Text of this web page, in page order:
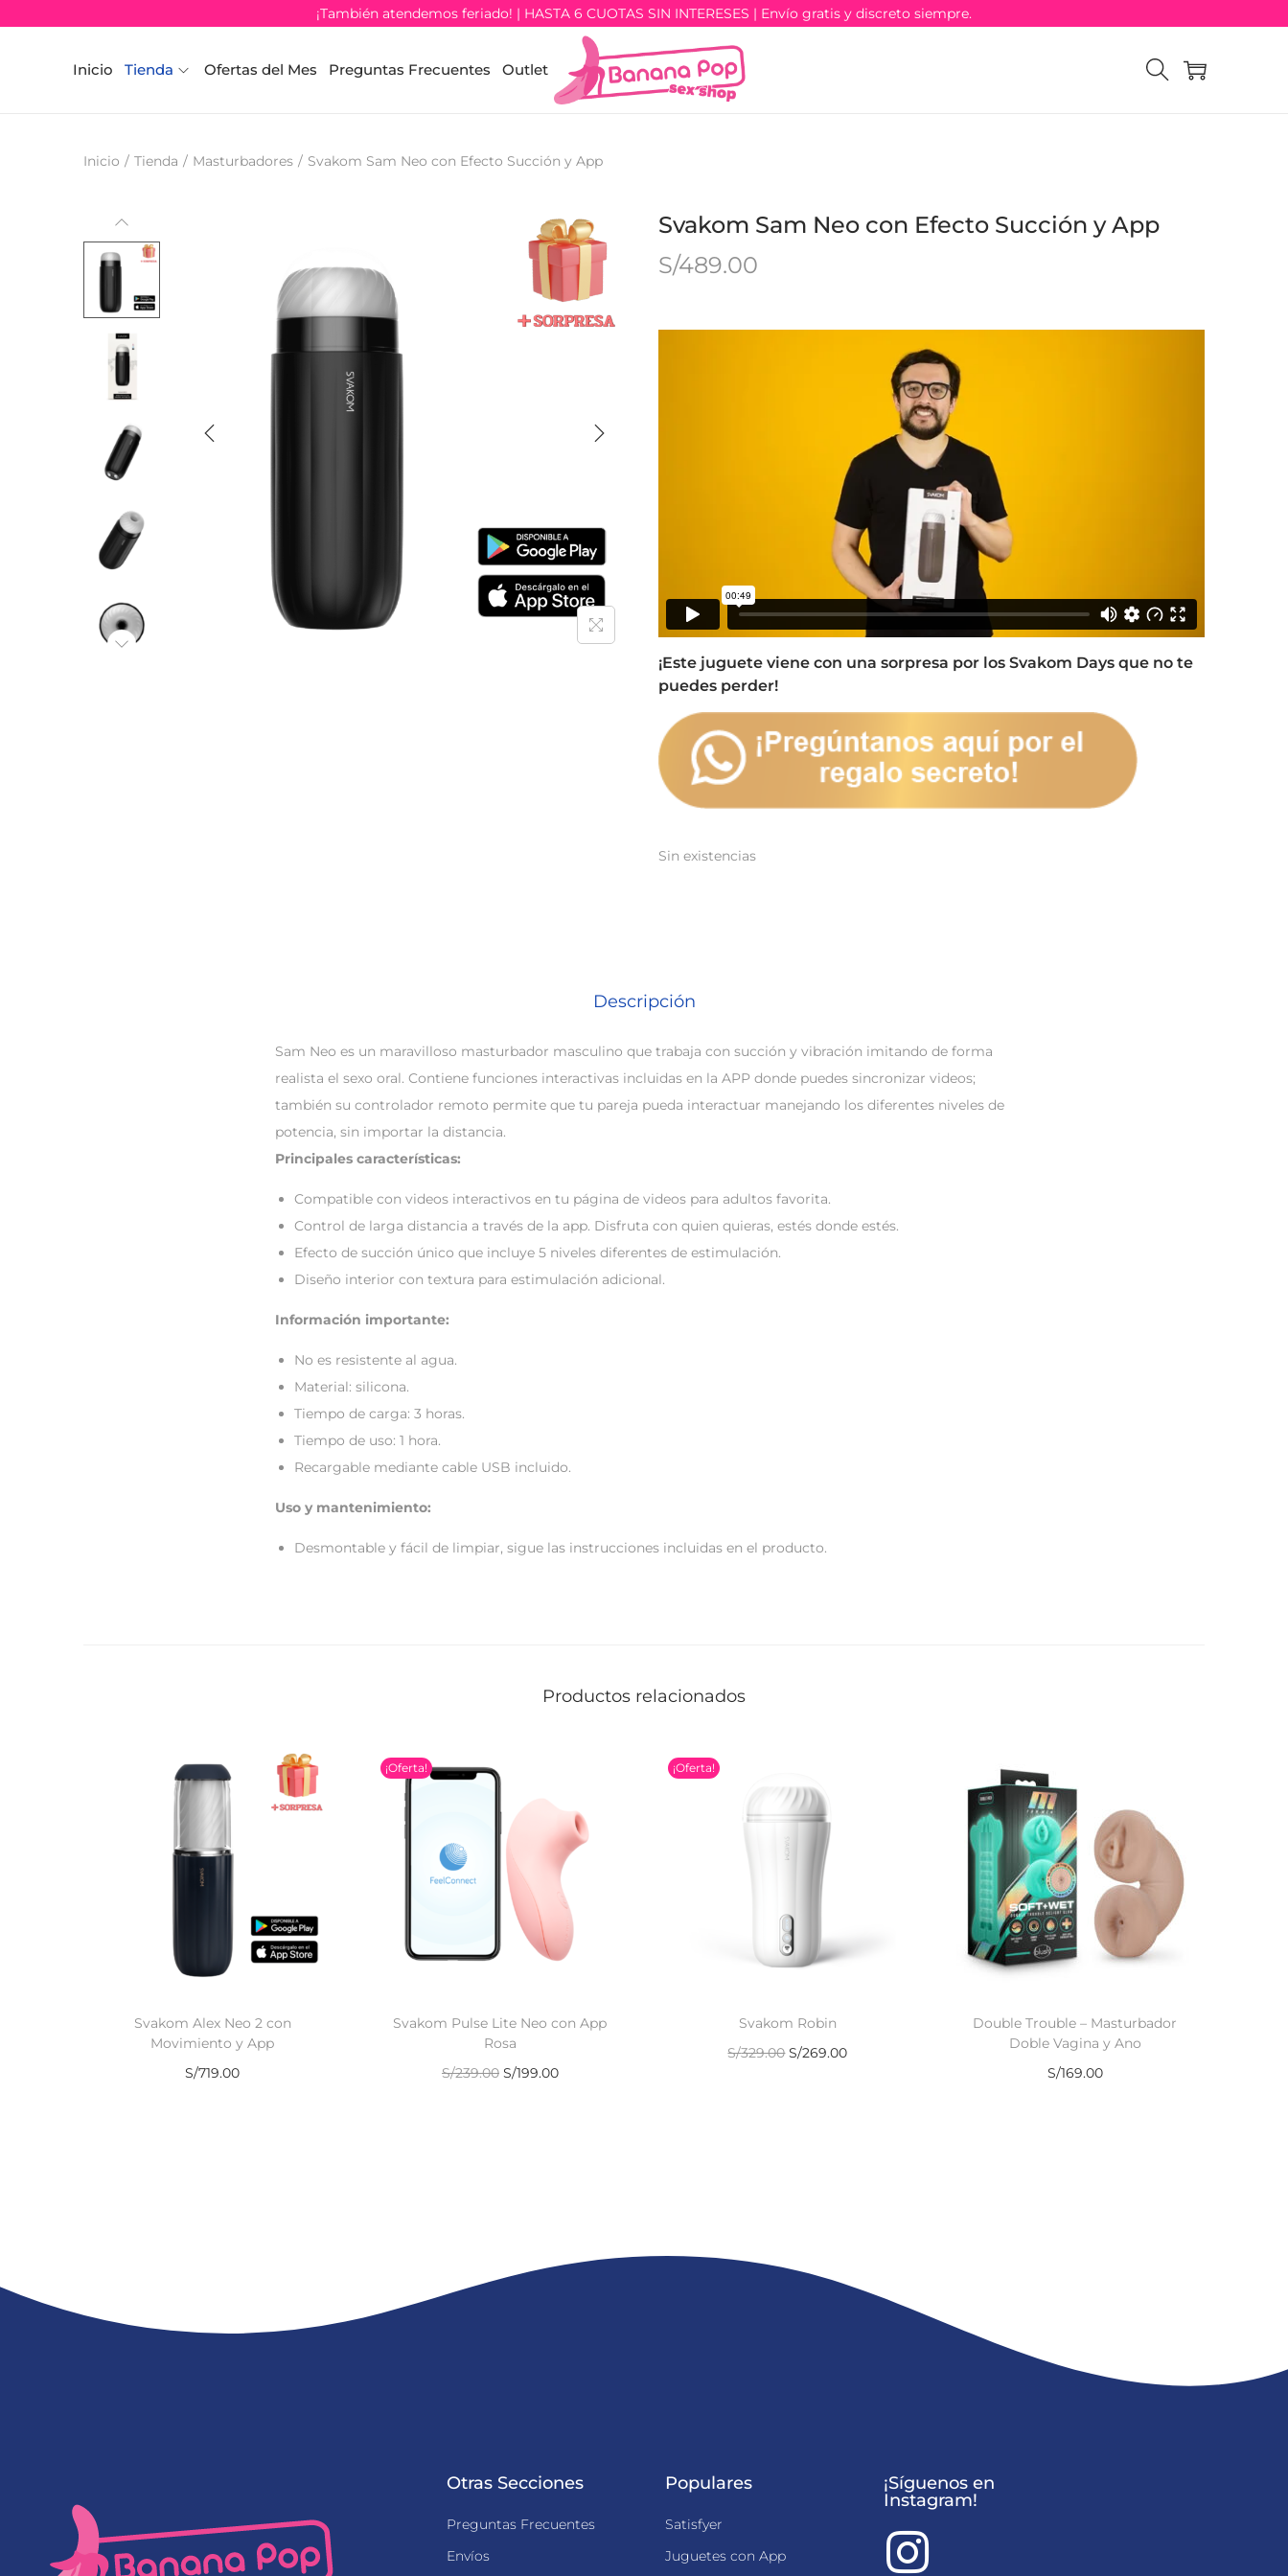
¡También atendemos feriado! | HASTA 6 CUOTAS SIN INTERESES | Envío gratis y discreto siempre.
Inicio Tienda Ofertas del Mes Preguntas Frecuentes Outlet
Inicio / Tienda / Masturbadores / Svakom Sam Neo con Efecto Succión y App
Svakom Sam Neo con Efecto Succión y App
S/489.00
¡Este juguete viene con una sorpresa por los Svakom Days que no te
puedes perder!
Sin existencias
Descripción
Sam Neo es un maravilloso masturbador masculino que trabaja con succión y vibración imitando de forma
realista el sexo oral. Contiene funciones interactivas incluidas en la APP donde puedes sincronizar videos;
también su controlador remoto permite que tu pareja pueda interactuar manejando los diferentes niveles de
potencia, sin importar la distancia.
Principales características:
Compatible con videos interactivos en tu página de videos para adultos favorita.
Control de larga distancia a través de la app. Disfruta con quien quieras, estés donde estés.
Efecto de succión único que incluye 5 niveles diferentes de estimulación.
Diseño interior con textura para estimulación adicional.
Información importante:
No es resistente al agua.
Material: silicona.
Tiempo de carga: 3 horas.
Tiempo de uso: 1 hora.
Recargable mediante cable USB incluido.
Uso y mantenimiento:
Desmontable y fácil de limpiar, sigue las instrucciones incluidas en el producto.
Productos relacionados
Svakom Alex Neo 2 con
Movimiento y App
S/719.00
¡Oferta!
Svakom Pulse Lite Neo con App
Rosa
S/239.00 S/199.00
¡Oferta!
Svakom Robin
S/329.00 S/269.00
Double Trouble – Masturbador
Doble Vagina y Ano
S/169.00
Otras Secciones
Preguntas Frecuentes
Envíos
Populares
Satisfyer
Juguetes con App
¡Síguenos en
Instagram!